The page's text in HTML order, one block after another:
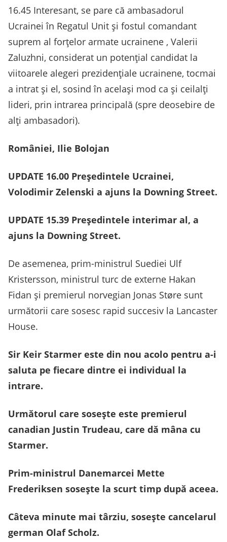
16.45 Interesant, se pare că ambasadorul
Ucrainei în Regatul Unit și fostul comandant
suprem al forțelor armate ucrainene , Valerii
Zaluzhni, considerat un potențial candidat la
viitoarele alegeri prezidențiale ucrainene, tocmai
a intrat și el, sosind în același mod ca și ceilalți
lideri, prin intrarea principală (spre deosebire de
alți ambasadori).
României, Ilie Bolojan
UPDATE 16.00 Președintele Ucrainei,
Volodimir Zelenski a ajuns la Downing Street.
UPDATE 15.39 Președintele interimar al, a
ajuns la Downing Street.
De asemenea, prim-ministrul Suediei Ulf
Kristersson, ministrul turc de externe Hakan
Fidan și premierul norvegian Jonas Støre sunt
următorii care sosesc rapid succesiv la Lancaster
House.
Sir Keir Starmer este din nou acolo pentru a-i
saluta pe fiecare dintre ei individual la
intrare.
Următorul care sosește este premierul
canadian Justin Trudeau, care dă mâna cu
Starmer.
Prim-ministrul Danemarcei Mette
Frederiksen sosește la scurt timp după aceea.
Câteva minute mai târziu, sosește cancelarul
german Olaf Scholz.